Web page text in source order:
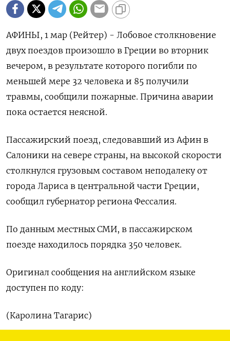
АФИНЫ, 1 мар (Рейтер) - Лобовое столкновение
двух поездов произошло в Греции во вторник
вечером, в результате которого погибли по
меньшей мере 32 человека и 85 получили
травмы, сообщили пожарные. Причина аварии
пока остается неясной.
Пассажирский поезд, следовавший из Афин в
Салоники на севере страны, на высокой скорости
столкнулся грузовым составом неподалеку от
города Лариса в центральной части Греции,
сообщил губернатор региона Фессалия.
По данным местных СМИ, в пассажирском
поезде находилось порядка 350 человек.
Оригинал сообщения на английском языке
доступен по коду:
(Каролина Тагарис)